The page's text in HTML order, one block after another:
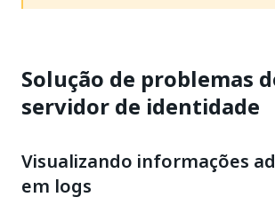
Solução de problemas
servidor de identidade
Visualizando informações
em logs